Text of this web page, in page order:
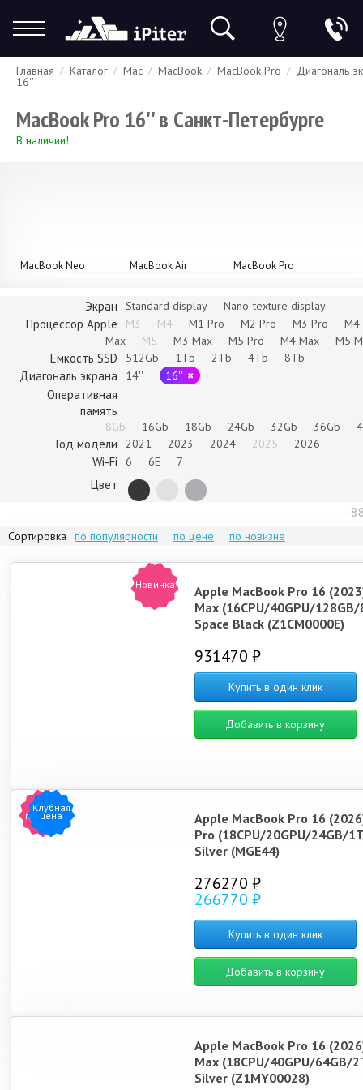
Гарантия Доставка и оплата Спецпредложения Скидки
Главная Каталог Mac MacBook MacBook Pro Диагональ
16''
MacBook Pro 16'' в Санкт-Петербурге
В наличии!
MacBook Neo MacBook Air MacBook Pro
Экран Standard display Nano-texture display
Процессор Apple M3 M4 M1 Pro M2 Pro M3 Pro
M4
Max
M5 M3 Max M5 Pro M4 Max M5
Емкость SSD 512Gb 1Tb 2Tb 4Tb 8Tb
Диагональ экрана 14'' 16''
Оперативная
память
8Gb 16Gb 18Gb 24Gb 32Gb 36Gb
Год модели 2021 2023 2024 2025 2026
Wi-Fi 6 6E 7
Цвет
Сортировка по популярности по цене по новизне
Новинка
Apple MacBook Pro 16
Max (16CPU/40GPU/
Space Black (Z1CM0000E)
931470 ₽
Купить в один клик
Добавить в корзину
Хит
продаж
Клубная
цена
Apple MacBook Pro 16
Pro (18CPU/20GPU/24GB/
Silver (MGE44)
276270 ₽
266770 ₽
Купить в один клик
Добавить в корзину
Apple MacBook Pro 16
Max (18CPU/40GPU/64GB/
Silver (Z1MY00028)